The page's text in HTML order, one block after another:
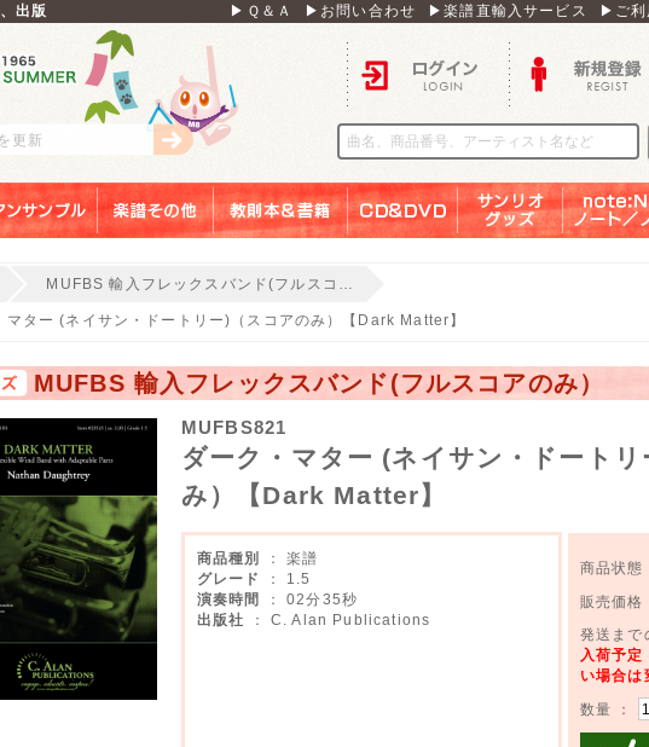
出版 ▶Ｑ＆Ａ ▶お問い合わせ ▶楽譜直輸入サービス ▶ご利
更新
MUFBS 輸入フレックスバンド(フルスコ…
マター (ネイサン・ドートリー)（スコアのみ）【Dark Matter】
MUFBS 輸入フレックスバンド(フルスコアのみ）
MUFBS821
ダーク・マター (ネイサン・ドート
み）【Dark Matter】
商品種別
： 楽譜
グレード
： 1.5
演奏時間
： 02分35秒
出版社
： C. Alan Publications
商品状態
販売価
発送まで
入荷予定
い場合は
数量 ：